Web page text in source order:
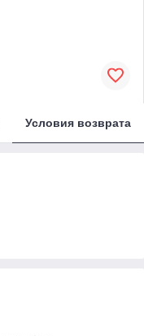
Условия возврата